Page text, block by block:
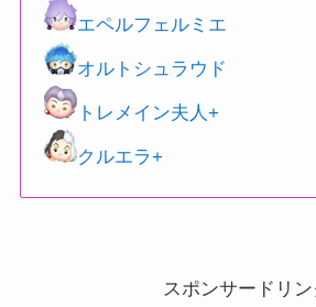
エペルフェルミエ
オルトシュラウド
トレメイン夫人+
クルエラ+
スポンサードリン